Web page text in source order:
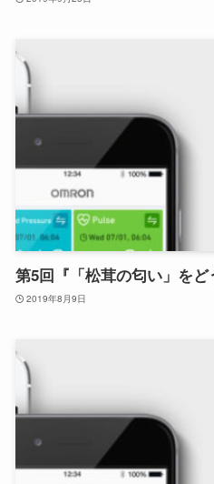
第5回『「松茸の匂い」をど
2019年8月9日